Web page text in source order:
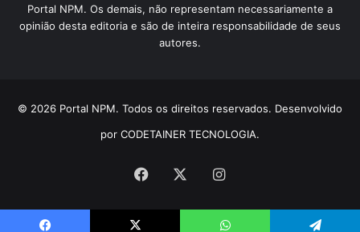
Portal NPM. Os demais, não representam necessariamente a
opinião desta editoria e são de inteira responsabilidade de seus
autores.
© 2026 Portal NPM. Todos os direitos reservados. Desenvolvido
por CODETAINER TECNOLOGIA.
Facebook Instagram